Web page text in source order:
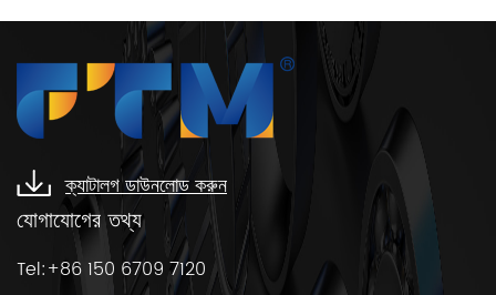
ক্যাটালগ ডাউনলোড করুন
যোগাযোগের তথ্য
Tel:+86 150 6709 7120